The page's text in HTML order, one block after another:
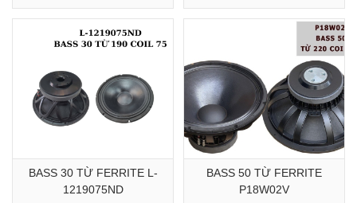
BASS 30 TỪ FERRITE L-
1219075ND
BASS 50 TỪ FERRITE
P18W02V